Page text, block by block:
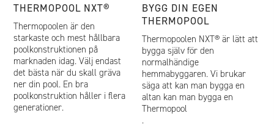
THERMOPOOL NXT®
Thermopoolen är den
starkaste och mest hållbara
poolkonstruktionen på
marknaden idag. Välj endast
det bästa när du skall gräva
ner din pool. En bra
poolkonstruktion håller i flera
generationer.
BYGG DIN EGEN
THERMOPOOL
Thermopoolen NXT® är lätt att
bygga själv för den
normalhändige
hemmabyggaren. Vi brukar
säga att kan man bygga en
altan kan man bygga en
Thermopool
.